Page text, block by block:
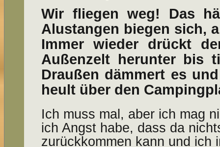
Wir fliegen weg! Das
Alustangen biegen sich,
Immer wieder drückt
Außenzelt herunter bis
Draußen dämmert es
heult über den
Ich muss mal, aber ich mag
ich Angst habe, dass da
zurückkommen kann und ich